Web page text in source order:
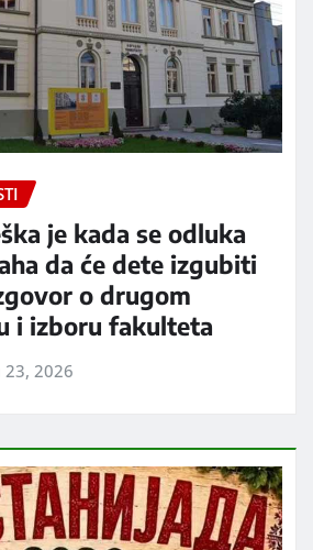
je kada se odluka
da će dete izgubiti
o drugom
i izboru fakulteta
23, 2026